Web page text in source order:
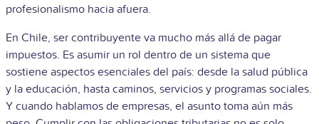
profesionalismo hacia afuera.
En Chile, ser contribuyente va mucho más allá de pagar
impuestos. Es asumir un rol dentro de un sistema que
sostiene aspectos esenciales del país: desde la salud pública
y la educación, hasta caminos, servicios y programas sociales.
Y cuando hablamos de empresas, el asunto toma aún más